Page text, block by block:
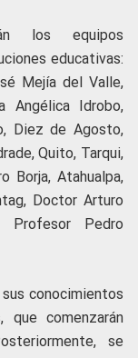
los equipos
educativas:
Mejía del Valle,
Angélica Idrobo,
Diez de Agosto,
Quito, Tarqui,
Borja, Atahualpa,
Doctor Arturo
Profesor Pedro
conocimientos
que comenzarán
se